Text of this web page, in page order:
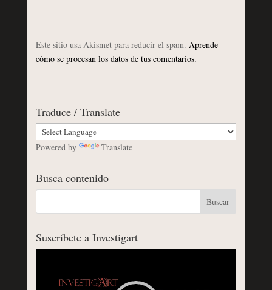
Este sitio usa Akismet para reducir el spam. Aprende
cómo se procesan los datos de tus comentarios.
Traduce / Translate
Powered by Translate
Busca contenido
Suscríbete a Investigart